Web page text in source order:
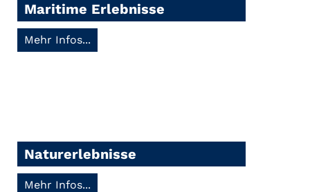
Maritime Erlebnisse
Mehr Infos...
Naturerlebnisse
Mehr Infos...